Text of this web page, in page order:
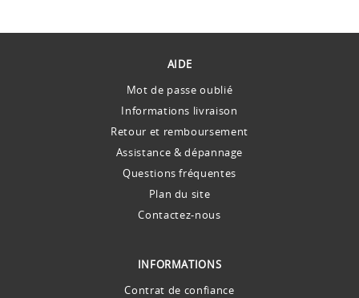
AIDE
Mot de passe oublié
Informations livraison
Retour et remboursement
Assistance & dépannage
Questions fréquentes
Plan du site
Contactez-nous
INFORMATIONS
Contrat de confiance